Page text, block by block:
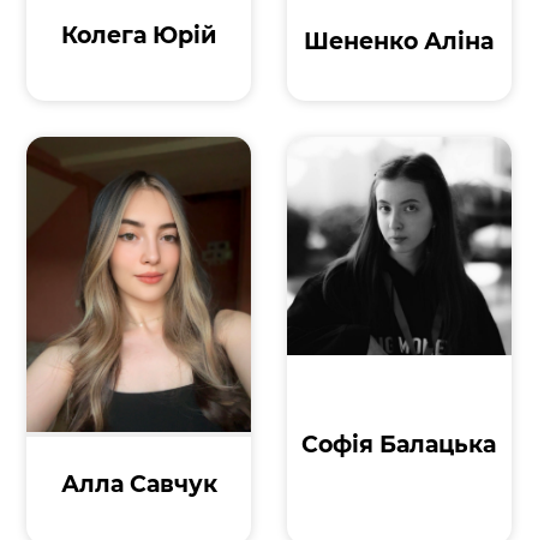
Колега Юрій Шененко Аліна
Алла Савчук
Софія Балацька